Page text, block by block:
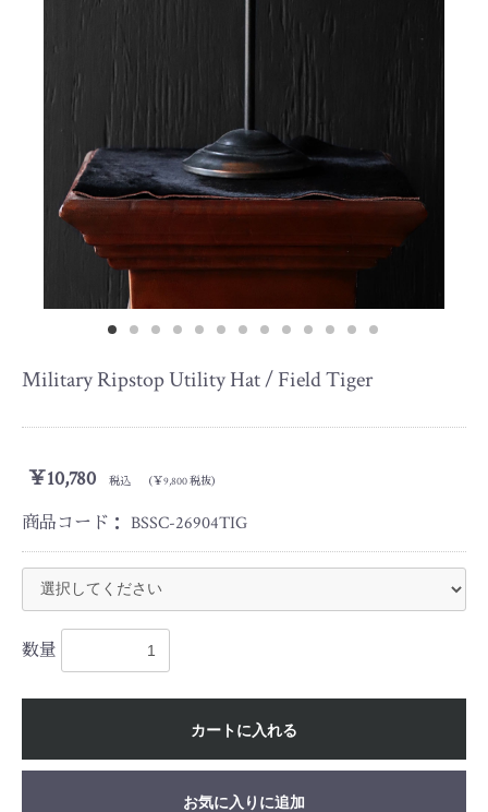
Military Ripstop Utility Hat / Field Tiger
￥10,780 税込 （￥9,800 税抜）
商品コード： BSSC-26904TIG
数量
カートに入れる
お気に入りに追加